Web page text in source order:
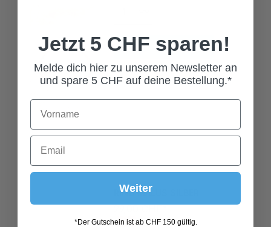
In den Warenkorb
Jetzt 5 CHF sparen!
Melde dich hier zu unserem Newsletter an
und spare 5 CHF auf deine Bestellung.*
Weiter
*Der Gutschein ist ab CHF 150 gültig.